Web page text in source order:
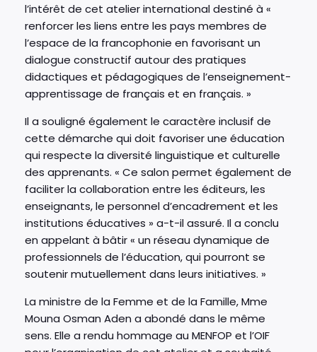
l’intérêt de cet atelier international destiné à «
renforcer les liens entre les pays membres de
l’espace de la francophonie en favorisant un
dialogue constructif autour des pratiques
didactiques et pédagogiques de l’enseignement-
apprentissage de français et en français. »
Il a souligné également le caractère inclusif de
cette démarche qui doit favoriser une éducation
qui respecte la diversité linguistique et culturelle
des apprenants. « Ce salon permet également de
faciliter la collaboration entre les éditeurs, les
enseignants, le personnel d’encadrement et les
institutions éducatives » a-t-il assuré. Il a conclu
en appelant à bâtir « un réseau dynamique de
professionnels de l’éducation, qui pourront se
soutenir mutuellement dans leurs initiatives. »
La ministre de la Femme et de la Famille, Mme
Mouna Osman Aden a abondé dans le même
sens. Elle a rendu hommage au MENFOP et l’OIF